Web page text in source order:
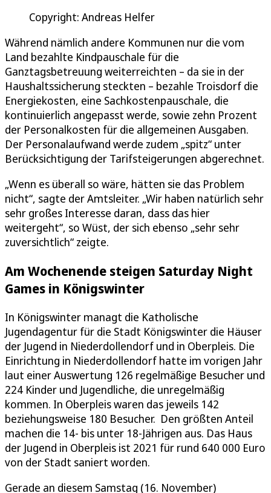
Copyright: Andreas Helfer
Während nämlich andere Kommunen nur die vom
Land bezahlte Kindpauschale für die
Ganztagsbetreuung weiterreichten – da sie in der
Haushaltssicherung steckten – bezahle Troisdorf die
Energiekosten, eine Sachkostenpauschale, die
kontinuierlich angepasst werde, sowie zehn Prozent
der Personalkosten für die allgemeinen Ausgaben.
Der Personalaufwand werde zudem „spitz“ unter
Berücksichtigung der Tarifsteigerungen abgerechnet.
„Wenn es überall so wäre, hätten sie das Problem
nicht“, sagte der Amtsleiter. „Wir haben natürlich sehr
sehr großes Interesse daran, dass das hier
weitergeht“, so Wüst, der sich ebenso „sehr sehr
zuversichtlich“ zeigte.
Am Wochenende steigen Saturday Night
Games in Königswinter
In Königswinter managt die Katholische
Jugendagentur für die Stadt Königswinter die Häuser
der Jugend in Niederdollendorf und in Oberpleis. Die
Einrichtung in Niederdollendorf hatte im vorigen Jahr
laut einer Auswertung 126 regelmäßige Besucher und
224 Kinder und Jugendliche, die unregelmäßig
kommen. In Oberpleis waren das jeweils 142
beziehungsweise 180 Besucher. Den größten Anteil
machen die 14- bis unter 18-Jährigen aus. Das Haus
der Jugend in Oberpleis ist 2021 für rund 640 000 Euro
von der Stadt saniert worden.
Gerade an diesem Samstag (16. November)